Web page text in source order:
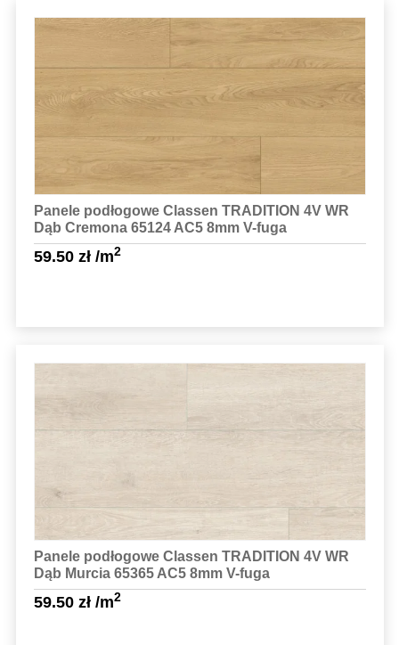
Sprawdź szczegóły
Panele podłogowe Classen TRADITION 4V WR
Dąb Cremona 65124 AC5 8mm V-fuga
59.50 zł/m2
Panele podłogowe Classen TRADITION 4V WR
Dąb Murcia 65365 AC5 8mm V-fuga
59.50 zł/m2